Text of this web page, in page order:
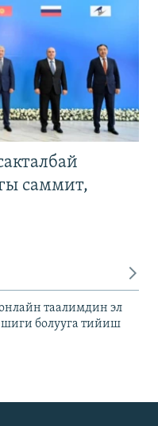
саммит,
таалимдин эл
болууга тийиш